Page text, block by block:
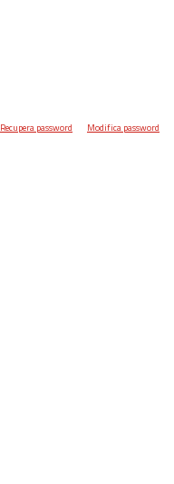
Recupera password Modifica password